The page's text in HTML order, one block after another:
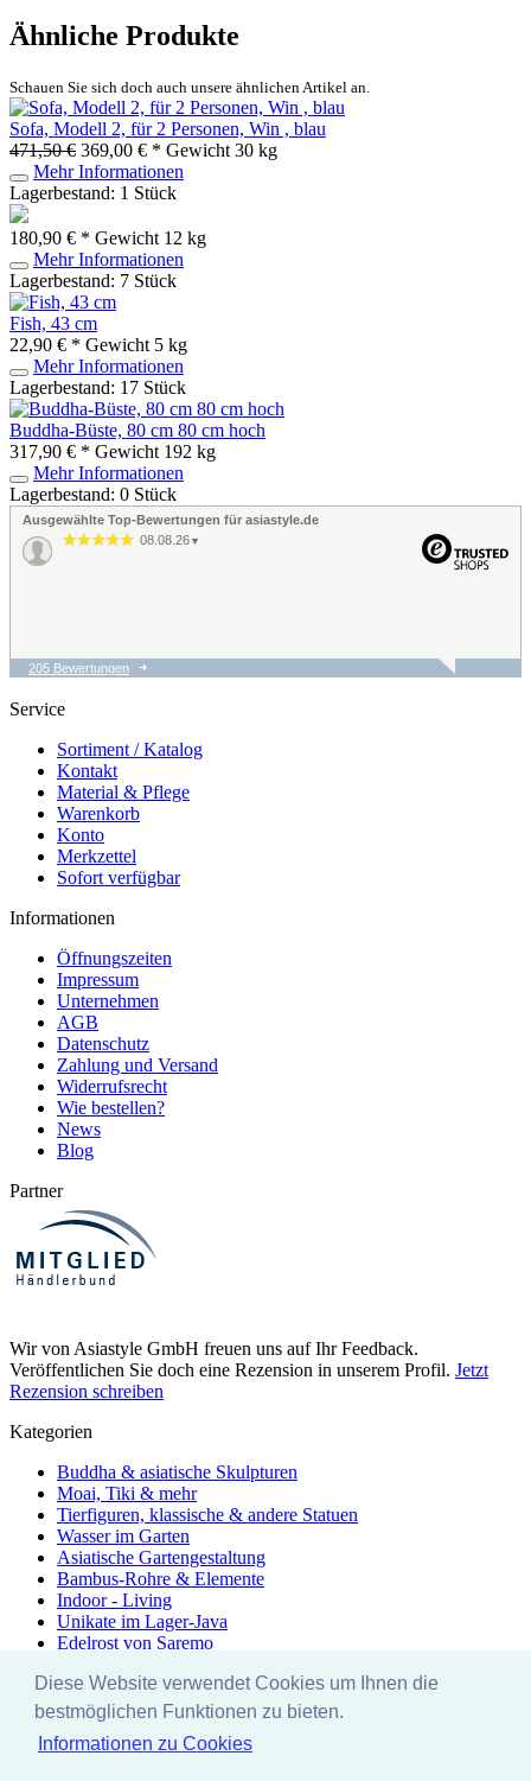
Ähnliche Produkte
Schauen Sie sich doch auch unsere ähnlichen Artikel an.
Sofa, Modell 2, für 2 Personen, Win , blau
471,50 € 369,00 € * Gewicht 30 kg
Mehr Informationen
Lagerbestand: 1 Stück
180,90 € * Gewicht 12 kg
Mehr Informationen
Lagerbestand: 7 Stück
Fish, 43 cm
22,90 € * Gewicht 5 kg
Mehr Informationen
Lagerbestand: 17 Stück
Buddha-Büste, 80 cm 80 cm hoch
317,90 € * Gewicht 192 kg
Mehr Informationen
Lagerbestand: 0 Stück
Ausgewählte Top-Bewertungen für asiastyle.de
08.08.26 ▼
07.08.26
Teleskopstange
Gute Qualität zum
vernünftigen Preis !
205 Bewertungen
Service
Sortiment / Katalog
Kontakt
Material & Pflege
Warenkorb
Konto
Merkzettel
Sofort verfügbar
Informationen
Öffnungszeiten
Impressum
Unternehmen
AGB
Datenschutz
Zahlung und Versand
Widerrufsrecht
Wie bestellen?
News
Blog
Partner
Wir von Asiastyle GmbH freuen uns auf Ihr Feedback.
Veröffentlichen Sie doch eine Rezension in unserem Profil. Jetzt
Rezension schreiben
Kategorien
Buddha & asiatische Skulpturen
Moai, Tiki & mehr
Tierfiguren, klassische & andere Statuen
Wasser im Garten
Asiatische Gartengestaltung
Bambus-Rohre & Elemente
Indoor - Living
Unikate im Lager-Java
Edelrost von Saremo
Rabattaktionen
Ausstellung
Besonders & Einzigartig - Unikate
Yoga - Linie
Diese Website verwendet Cookies um Ihnen die
bestmöglichen Funktionen zu bieten.
Informationen zu Cookies